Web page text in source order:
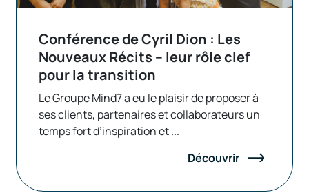
Conférence de Cyril Dion : Les
Nouveaux Récits – leur rôle clef
pour la transition
Le Groupe Mind7 a eu le plaisir de proposer à
ses clients, partenaires et collaborateurs un
temps fort d’inspiration et ...
Découvrir